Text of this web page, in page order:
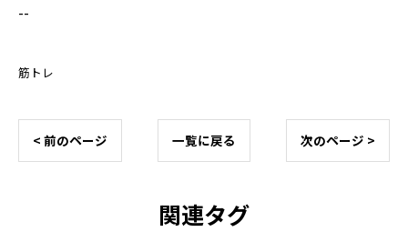
--
筋トレ
< 前のページ 一覧に戻る 次のページ >
関連タグ